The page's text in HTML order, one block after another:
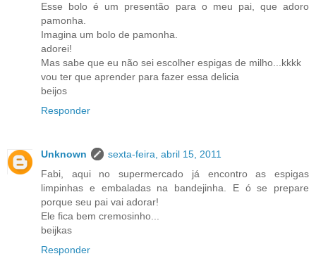
Esse bolo é um presentão para o meu pai, que adoro
pamonha.
Imagina um bolo de pamonha.
adorei!
Mas sabe que eu não sei escolher espigas de milho...kkkk
vou ter que aprender para fazer essa delicia
beijos
Responder
Unknown
sexta-feira, abril 15, 2011
Fabi, aqui no supermercado já encontro as espigas
limpinhas e embaladas na bandejinha. E ó se prepare
porque seu pai vai adorar!
Ele fica bem cremosinho...
beijkas
Responder